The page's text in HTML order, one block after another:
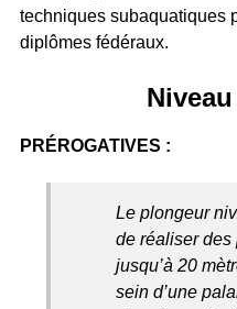
techniques subaquatiques
diplômes fédéraux.
PRÉROGATIVES :
Le plongeur
de réaliser des
jusqu’à 20
sein d’une